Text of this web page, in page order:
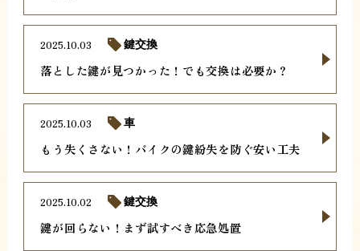
落とした鍵が見つかった！でも交換は必要か？
2025.10.03 鍵交換
もう失くさない！バイクの鍵紛失を防ぐ安い工夫
2025.10.03 車
鍵が回らない！まず試すべき応急処置
2025.10.02 鍵交換